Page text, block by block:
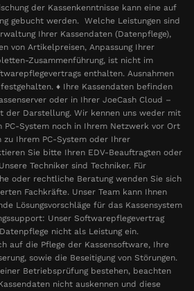
der Kassenkenntnisse kann eine auf
gebucht werden. Welche Leistungen sind
Ihrer Kassendaten (Datenpflege),
von Artikelpreisen, Anpassung Ihrer
Zusammenführung, ist nicht im
enthalten. Ausnahmen
♦ Ihre Kassendaten befinden
oder in Ihrer JoeCash Cloud –
der Darstellung. Wir kennen uns weder mit
PC-System noch in Ihrem Netzwerk vor Ort
zu Ihrem PC-System oder Ihrer
Sie bitte Ihren EDV-Beauftragten oder
Techniker sind Techniker. Für
oder rechtliche Beratung wenden Sie sich
Fachkräfte. Unser Team kann Ihnen
Lösungsvorschläge für das Kassensystem
Unser Softwarepflegevertrag
nicht als Leistung ein.
auf die Pflege der Kassensoftware, Ihre
sowie die Beseitigung von Störungen.
Betriebsprüfung bestehen, beachten
nicht auskennen und diese